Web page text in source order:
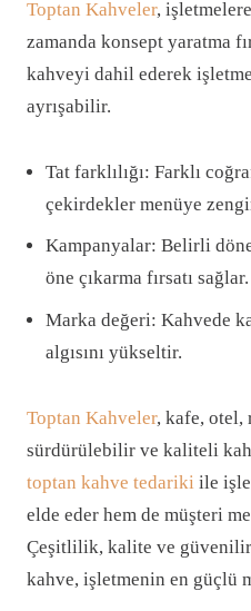
Toptan Kahveler,
zamanda konsept yaratma
kahveyi dahil ederek
ayrışabilir.
Tat farklılığı: Farklı
çekirdekler menüye
Kampanyalar: Belirli
öne çıkarma fırsatı sağlar.
Marka değeri: Kahvede
algısını yükseltir.
Toptan Kahveler, kafe, otel,
sürdürülebilir ve kaliteli
toptan kahve tedariki ile
elde eder hem de müşteri
Çeşitlilik, kalite ve
kahve, işletmenin en güçlü